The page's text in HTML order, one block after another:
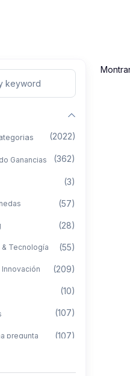
(2022)
Ganancias (362)
(3)
(57)
(28)
Tecnología (55)
Innovación (209)
(10)
(107)
pregunta (107)